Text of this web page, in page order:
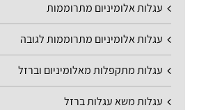
עגלות אלומיניום מתרוממות
עגלות אלומיניום מתרוממות לגובה
עגלות מתקפלות מאלומיניום וברזל
עגלות משא עגלות ברזל